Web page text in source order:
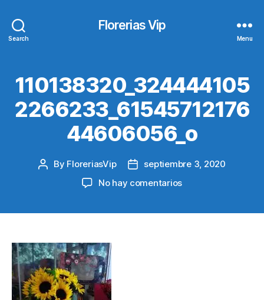
Search
Florerias Vip
Menu
110138320_324444105
2266233_61545712176
44606056_o
Post
By FloreriasVip
Postseptiembre 3, 2020
No hay comentariosen